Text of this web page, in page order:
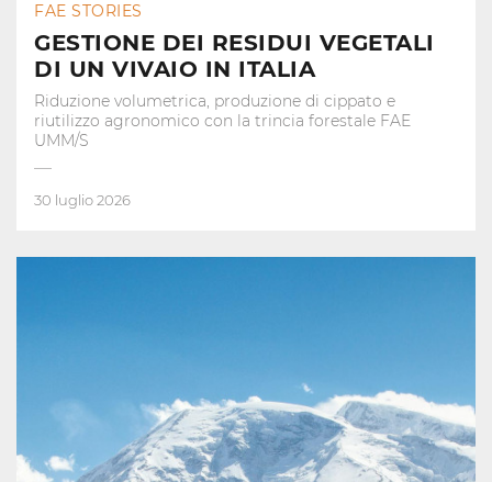
FAE STORIES
GESTIONE DEI RESIDUI VEGETALI
DI UN VIVAIO IN ITALIA
Riduzione volumetrica, produzione di cippato e
riutilizzo agronomico con la trincia forestale FAE
UMM/S
30 luglio 2026